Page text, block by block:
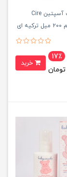
کرم ضد آفتاب آسپتین Cire
17٪
تومان